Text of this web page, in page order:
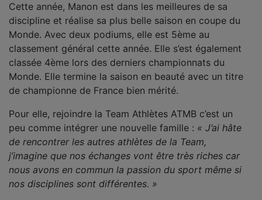
Cette année, Manon est dans les meilleures de sa
discipline et réalise sa plus belle saison en coupe du
Monde. Avec deux podiums, elle est 5ème au
classement général cette année. Elle s’est également
classée 4ème lors des derniers championnats du
Monde. Elle termine la saison en beauté avec un titre
de championne de France bien mérité.
Pour elle, rejoindre la Team Athlètes ATMB c’est un
peu comme intégrer une nouvelle famille : « J’ai hâte
de rencontrer les autres athlètes de la Team,
j’imagine que nos échanges vont être très riches car
nous avons en commun la passion du sport même si
nos disciplines sont différentes. »